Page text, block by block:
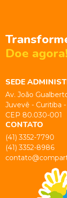
Doe agora!
SEDE
Av. João
Juvevê - Curitiba -
CEP 80.030-001
CONTATO
(41) 3352-7790
(41) 3352-8986